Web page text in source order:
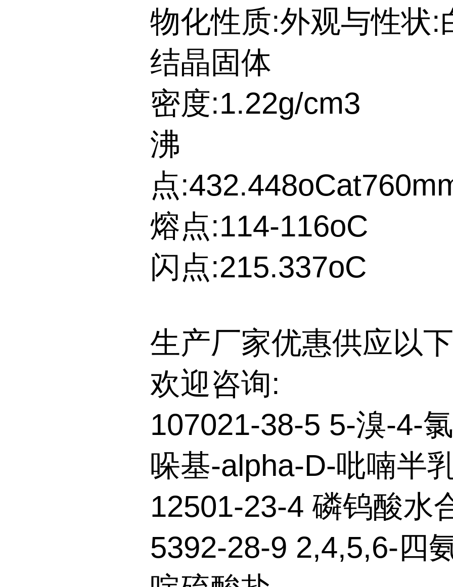
物化性质:外观与性状:
结晶固体
密度:1.22g/cm3
沸
点
熔点:114-116oC
闪点:215.337oC
生产厂家优惠供应以
欢迎咨询:
107021-38-5 5-溴-4-
哚基-alpha-D-吡喃半
12501-23-4 磷钨酸水
5392-28-9 2,4,5,6-四